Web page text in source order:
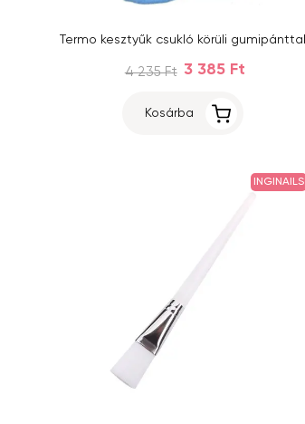
Termo kesztyűk csukló körüli gumipánttal
4 235 Ft 3 385 Ft
Kosárba
INGINAILS